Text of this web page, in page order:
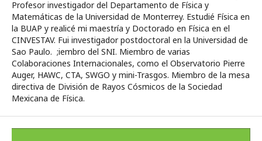
Profesor investigador del Departamento de Física y
Matemáticas de la Universidad de Monterrey. Estudié Física en
la BUAP y realicé mi maestría y Doctorado en Física en el
CINVESTAV. Fui investigador postdoctoral en la Universidad de
Sao Paulo. ;iembro del SNI. Miembro de varias
Colaboraciones Internacionales, como el Observatorio Pierre
Auger, HAWC, CTA, SWGO y mini-Trasgos. Miembro de la mesa
directiva de División de Rayos Cósmicos de la Sociedad
Mexicana de Física.